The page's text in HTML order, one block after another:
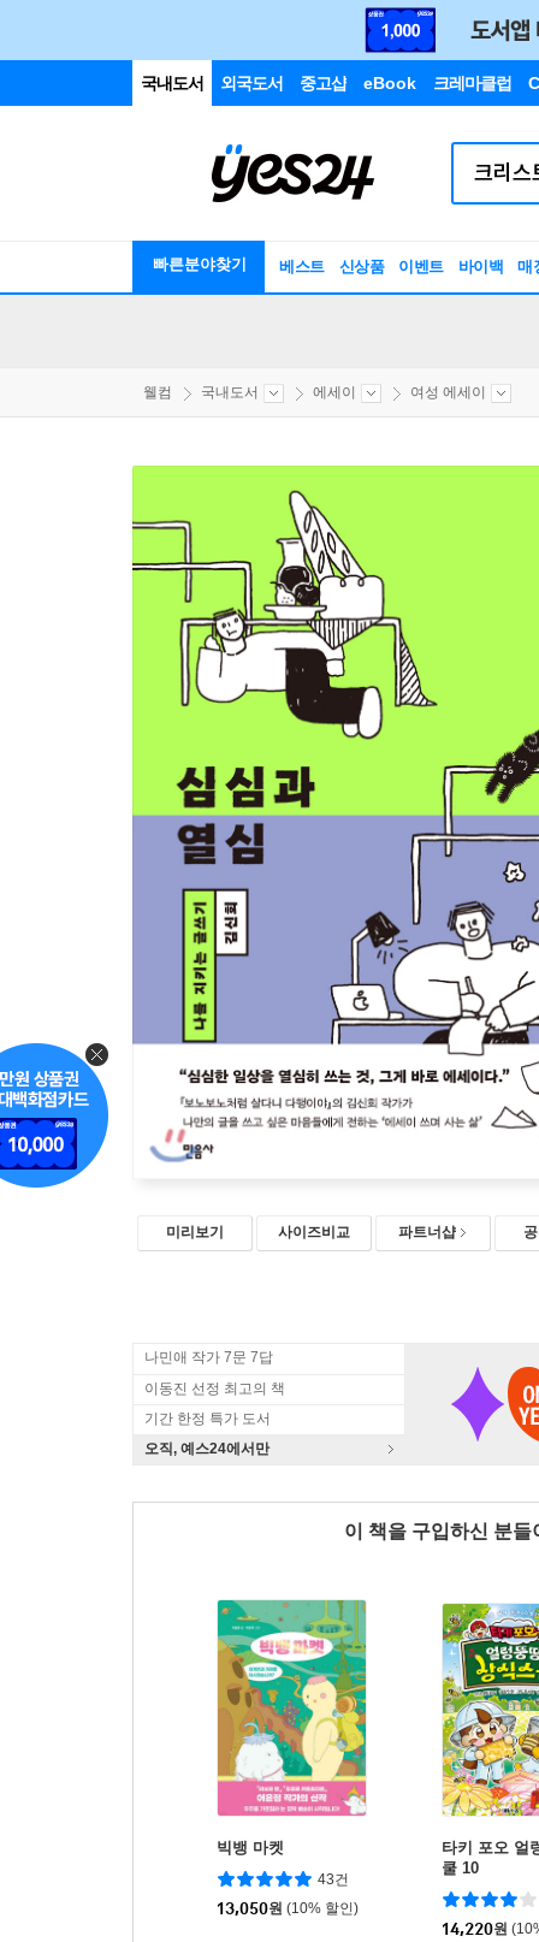
국내도서 외국도서 중고샵 eBook 크레마클럽
빠른분야찾기 베스트 신상품 이벤트 바이백 매
웰컴 국내도서 에세이 여성 에세이
미리보기 사이즈비교 파트너샵
나민애 작가 7문 7답
이동진 선정 최고의 책
기간 한정 특가 도서
오직, 예스24에서만
이 책을 구입하신 분
빅뱅 마켓
43건
13,050원 (10% 할인)
타키 포오 얼
쿨 10
14,220원